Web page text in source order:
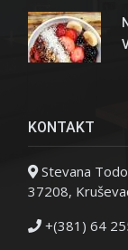
KONTAKT
Stevana
37208,
+(381) 64